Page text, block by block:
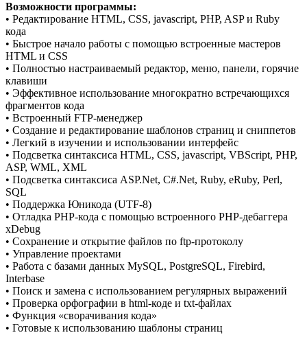
Возможности программы:
• Редактирование HTML, CSS, javascript, PHP, ASP и Ruby
кода
• Быстрое начало работы с помощью встроенные мастеров
HTML и CSS
• Полностью настраиваемый редактор, меню, панели, горячие
клавиши
• Эффективное использование многократно встречающихся
фрагментов кода
• Встроенный FTP-менеджер
• Создание и редактирование шаблонов страниц и сниппетов
• Легкий в изучении и использовании интерфейс
• Подсветка синтаксиса HTML, CSS, javascript, VBScript, PHP,
ASP, WML, XML
• Подсветка синтаксиса ASP.Net, C#.Net, Ruby, eRuby, Perl,
SQL
• Поддержка Юникода (UTF-8)
• Отладка PHP-кода с помощью встроенного PHP-дебаггера
xDebug
• Сохранение и открытие файлов по ftp-протоколу
• Управление проектами
• Работа с базами данных MySQL, PostgreSQL, Firebird,
Interbase
• Поиск и замена с использованием регулярных выражений
• Проверка орфографии в html-коде и txt-файлах
• Функция «сворачивания кода»
• Готовые к использованию шаблоны страниц